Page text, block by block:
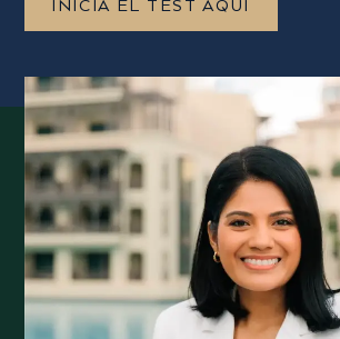
INICIA EL TEST AQUÍ